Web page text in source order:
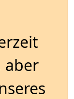
aber